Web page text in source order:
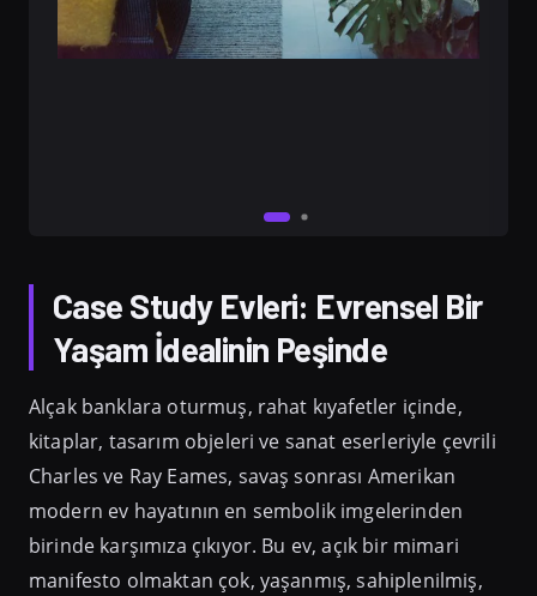
Case Study Evleri: Evrensel Bir
Yaşam İdealinin Peşinde
Alçak banklara oturmuş, rahat kıyafetler içinde,
kitaplar, tasarım objeleri ve sanat eserleriyle çevrili
Charles ve Ray Eames, savaş sonrası Amerikan
modern ev hayatının en sembolik imgelerinden
birinde karşımıza çıkıyor. Bu ev, açık bir mimari
manifesto olmaktan çok, yaşanmış, sahiplenilmiş,